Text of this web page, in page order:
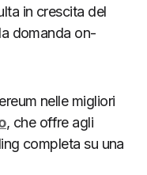
in crescita del
domanda on-
nelle migliori
, che offre agli
completa su una